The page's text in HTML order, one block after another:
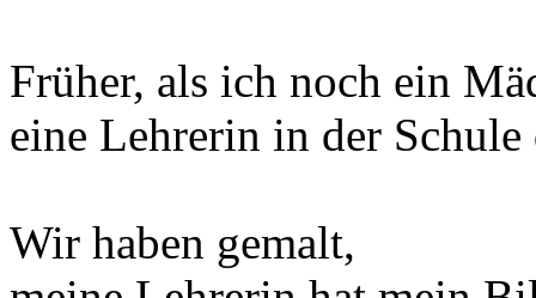
Früher, als ich noch ein
eine Lehrerin in der
Wir haben gemalt,